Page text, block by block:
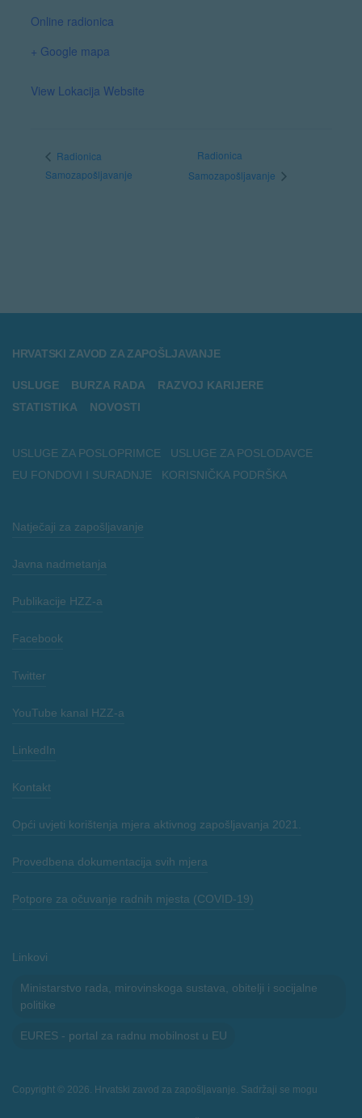
Online radionica
+ Google mapa
View Lokacija Website
Radionica
Samozapošljavanje
Radionica
Samozapošljavanje
HRVATSKI ZAVOD ZA ZAPOŠLJAVANJE
USLUGE BURZA RADA
RAZVOJ KARIJERE
STATISTIKA
NOVOSTI
USLUGE ZA POSLOPRIMCE
USLUGE ZA POSLODAVCE
EU FONDOVI I SURADNJE
KORISNIČKA PODRŠKA
Natječaji za zapošljavanje
Javna nadmetanja
Publikacije HZZ-a
Facebook
Twitter
YouTube kanal HZZ-a
LinkedIn
Kontakt
Opći uvjeti korištenja mjera aktivnog zapošljavanja 2021.
Provedbena dokumentacija svih mjera
Potpore za očuvanje radnih mjesta (COVID-19)
Linkovi
Ministarstvo rada, mirovinskoga sustava, obitelji i socijalne
politike
EURES - portal za radnu mobilnost u EU
Copyright © 2026. Hrvatski zavod za zapošljavanje. Sadržaji se mogu